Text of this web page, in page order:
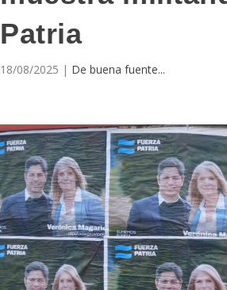
Patria
18/08/2025 | De buena fuente...